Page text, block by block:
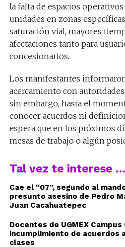
la falta de espacios
unidades en zonas
saturación vial, mayores
afectaciones tanto para
concesionarios.
Los manifestantes
acercamiento con
sin embargo, hasta el
conocer acuerdos ni
espera que en los próximos
mesas de trabajo o algún
Tal vez te interese …
Cae el “07”, segundo al
presunto asesino de Pedro
Juan Cacahuatepec
Docentes de UGMEX Campus
incumplimiento de acuerdos
clases